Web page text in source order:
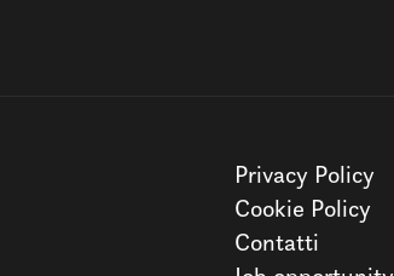
Privacy Policy
Cookie Policy
Contatti